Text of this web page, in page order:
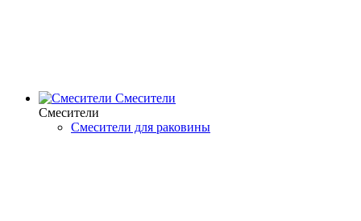
Смесители
Смесители
Смесители для раковины